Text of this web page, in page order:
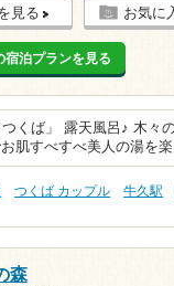
見る お気に
宿泊プランを見る
くば」 露天風呂♪ 木々
肌すべすべ美人の湯を
つくば カップル 牛久駅
森